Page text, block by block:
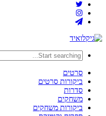
סרטים
ביקורות סרטים
סדרות
משחקים
ביקורות משחקים